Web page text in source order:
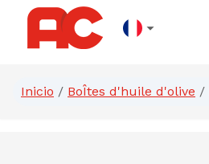
Inicio / BoÎtes d'huile d'olive /